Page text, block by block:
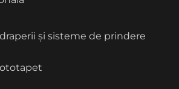
și sisteme de prindere